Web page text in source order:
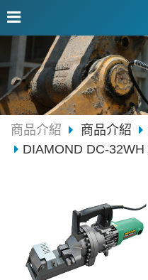
商品介紹 商品介紹
DIAMOND DC-